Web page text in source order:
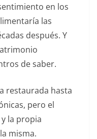
en los
las
después. Y
de saber.
restaurada hasta
pero el
la propia
misma.